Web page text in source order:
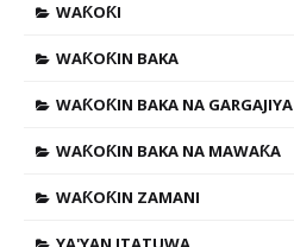
WAƘOƘI
WAƘOƘIN BAKA
WAƘOƘIN BAKA NA GARGAJIYA
WAƘOƘIN BAKA NA MAWAƘA
WAƘOƘIN ZAMANI